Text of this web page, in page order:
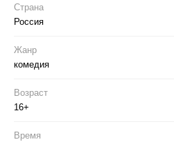
Страна
Россия
Жанр
комедия
Возраст
16+
Время